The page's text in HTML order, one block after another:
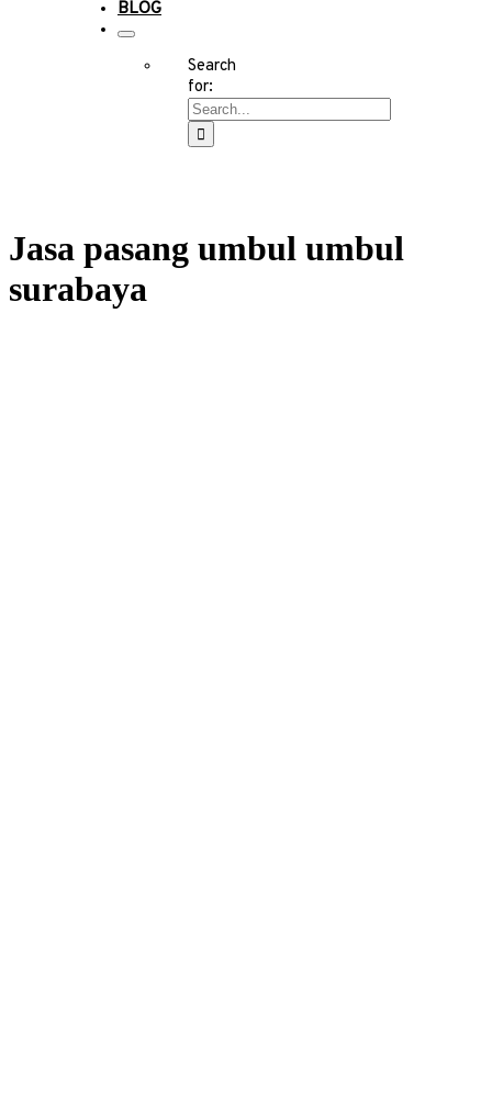
BLOG
Search
for:
Jasa pasang umbul umbul
surabaya